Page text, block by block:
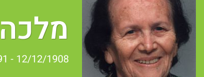
12/12/1908 - 04/06/1991